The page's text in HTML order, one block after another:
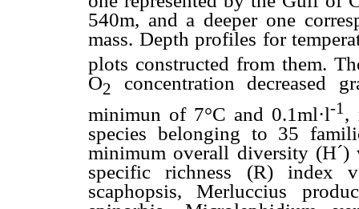
540m, and a deeper one
mass. Depth profiles for
plots constructed from them.
O2
concentration decreased
minimun of 7°C and 0.1ml·l-1 ,
species belonging to 35
minimum overall diversity (H´)
specific richness (R) index
scaphopsis, Merluccius